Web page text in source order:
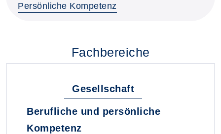
Persönliche Kompetenz
Fachbereiche
Gesellschaft
Berufliche und persönliche
Kompetenz